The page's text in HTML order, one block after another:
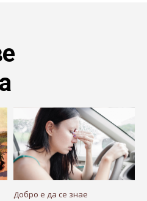
Добро е да се знае